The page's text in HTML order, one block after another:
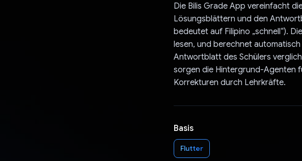
Die Bilis Grade App vereinfacht
Lösungsblättern und den
bedeutet auf Filipino „schnell“).
lesen, und berechnet
Antwortblatt des Schülers
sorgen die Hintergrund-Agenten
Korrekturen durch Lehrkräfte.
Basis
Flutter